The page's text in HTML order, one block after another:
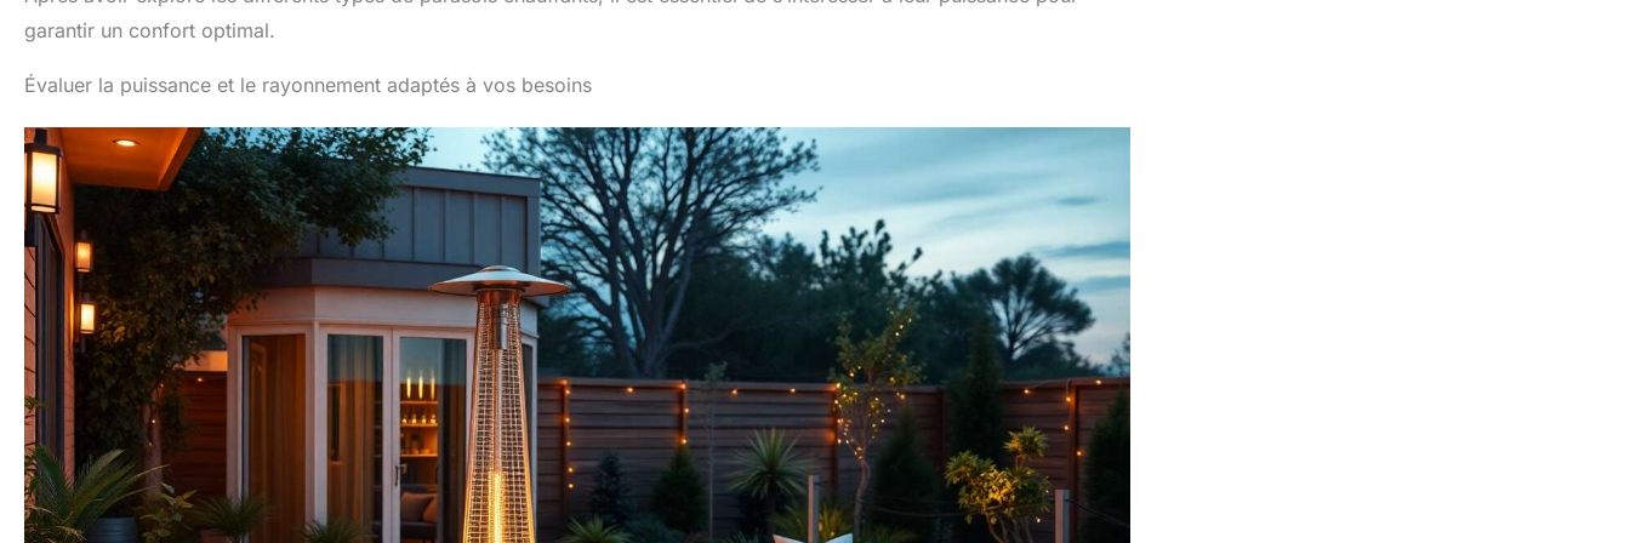
températures élevées. Il
garantit une diffusion
tout en offrant une vue
imprenable sur les
ambiance chaleureuse.
Compatibilité Polyvalente
: Bien qu'idéal pour les
parasols chauffants, ce
tube convient également
comme verre de
pour certains modèles de
poêles à granulés. Il peut
remplacer des tubes
condition que le diamètre
de 10 cm soit
scrupuleusement
respecté pour l'insertion.
Installation Rapide et
Directe : Remplacez votre
tube fissuré ou cassé en
quelques minutes. Grâce
utilisé, à vous de choisir
votre température idéale
Les deux petites roulettes
vous permettront de
déplacer votre parasol
chauffant aisément d'un
bout à l'autre de votre
terrasse pour en profiter
où bon vous semble.
Dimensions : Parasol
chauffant : H 221cm -
Réservoir : Ø 38 × H
75cm - Matières : Parasol
chauffant : acier - Écran
pare-flamme : acier
inoxydable - Couleurs :
Parasol chauffant : noir -
Housse de protection :
noire - À monter (notice
garantir un confort optimal.
Évaluer la puissance et le rayonnement adaptés à vos besoins